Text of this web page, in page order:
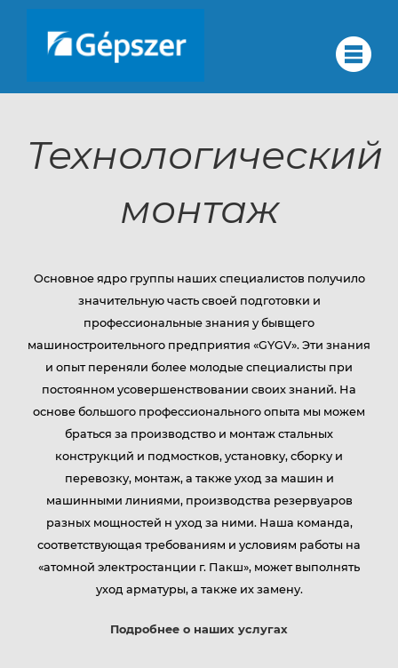
content
#
Услуги
Карьера
HU
DE
О
Обеспечение
качества
Группа
компаний
Услуги
Партнёры
Технологический
монтаж
Основное ядро группы наших специалистов получило
значительную часть своей подготовки и
профессиональные знания у бывщего
машиностроительного предприятия «GYGV». Эти знания
и опыт переняли более молодые специалисты при
постоянном усовершенствовании своих знаний. На
основе большого профессионального опыта мы можем
браться за производство и монтаж стальных
конструкций и подмостков, установку, сборку и
перевозку, монтаж, а также уход за машин и
машинными линиями, производства резервуаров
разных мощностей н уход за ними. Наша команда,
соответствующая требованиям и условиям работы на
«атомной электростанции г. Пакш», может выполнять
уход арматуры, а также их замену.
Подробнее о наших услугах